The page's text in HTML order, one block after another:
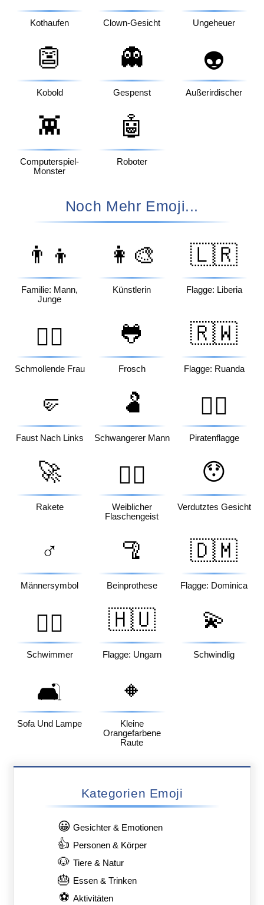
Kothaufen Clown-Gesicht Ungeheuer
👺
Kobold
👻
Gespenst
👽
Außerirdischer
👾
Computerspiel-
Monster
🤖
Roboter
Noch Mehr Emoji...
👨‍👦
Familie: Mann,
Junge
👩‍🎨
Künstlerin
🇱🇷
Flagge: Liberia
🙎‍♀️
Schmollende Frau
🐸
Frosch
🇷🇼
Flagge: Ruanda
🤛
Faust Nach Links
🫃
Schwangerer Mann
🏴‍☠️
Piratenflagge
🚀
Rakete
🧞‍♀️
Weiblicher
Flaschengeist
😯
Verdutztes Gesicht
♂️
Männersymbol
🦿
Beinprothese
🇩🇲
Flagge: Dominica
🏊‍♂️
Schwimmer
🇭🇺
Flagge: Ungarn
💫
Schwindlig
🛋️
Sofa Und Lampe
🔸
Kleine
Orangefarbene
Raute
Kategorien Emoji
😀 Gesichter & Emotionen
👍 Personen & Körper
🐶 Tiere & Natur
🎂 Essen & Trinken
⚽ Aktivitäten